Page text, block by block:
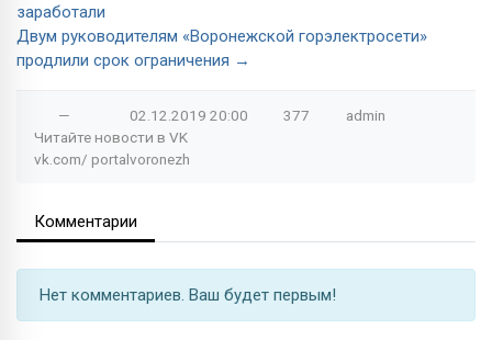
заработали
Двум руководителям «Воронежской горэлектросети»
продлили срок ограничения →
— 02.12.2019 20:00 377
admin
Читайте новости в VK
vk.com/ portalvoronezh
Комментарии
Нет комментариев. Ваш будет первым!